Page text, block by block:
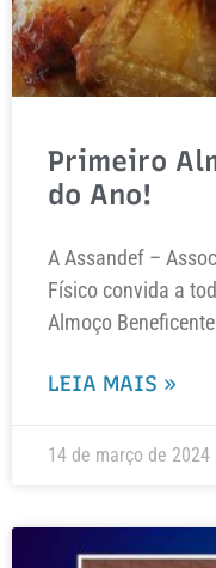
Primeiro
do Ano!
A Assandef –
Físico convida a
Almoço
LEIA MAIS »
14 de março de 2024